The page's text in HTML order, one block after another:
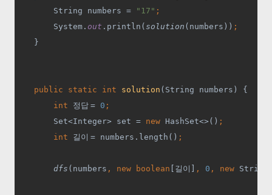
        String numbers =
"17" ;
System. out .println( solution (numbers)) ;
}
public static int solution (String numbers) {
int 정답 = 0 ;
Set<Integer> set = new HashSet<>() ;
        int
길이 = numbers.length() ;
dfs (numbers , new boolean 길이 , 0 , new